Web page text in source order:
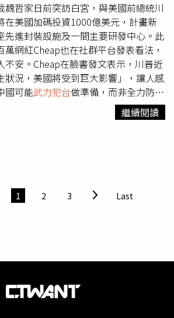
魏哲家日前突訪白宮，與美國前總統川
在美國加碼投資1000億美元，計畫新
先進封裝設施及一間主要研發中心。此
網紅Cheap也在社群平台發表看法，
不安。Cheap在臉書發文表示，川普近
狀況，美國將受到巨大影響」，讓人感
國可能武力犯台做準備，而非全力防止
，台灣就像一棟存有貴重物品的房子，
的強盜，然而美國的做法並非強化防
出質疑，認為「川普的言論是否需經特
並用諷刺語氣表示：「川普這是負責任
？」、「台灣的國防與安全重要嗎？還
盟都累癱了，國力也垮了，換他們挑起
長期戰（島鏈國都加入援助），美國可
繼續閱讀
1 2 3 Last